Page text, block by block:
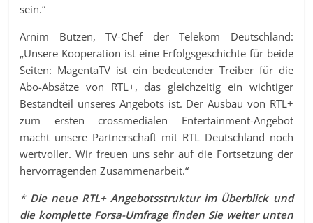
sein.“
Arnim Butzen, TV-Chef der Telekom Deutschland:
„Unsere Kooperation ist eine Erfolgsgeschichte für beide
Seiten: MagentaTV ist ein bedeutender Treiber für die
Abo-Absätze von RTL+, das gleichzeitig ein wichtiger
Bestandteil unseres Angebots ist. Der Ausbau von RTL+
zum ersten crossmedialen Entertainment-Angebot
macht unsere Partnerschaft mit RTL Deutschland noch
wertvoller. Wir freuen uns sehr auf die Fortsetzung der
hervorragenden Zusammenarbeit.“
* Die neue RTL+ Angebotsstruktur im Überblick und
die komplette Forsa-Umfrage finden Sie weiter unten